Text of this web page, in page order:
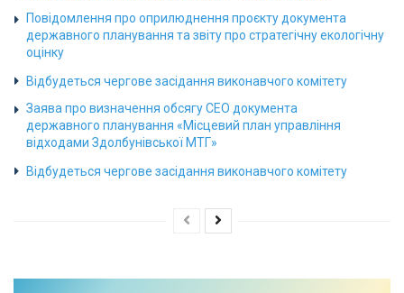
Повідомлення про оприлюднення проєкту документа
державного планування та звіту про стратегічну екологічну
оцінку
Відбудеться чергове засідання виконавчого комітету
Заява про визначення обсягу СЕО документа
державного планування «Місцевий план управління
відходами Здолбунівської МТГ»
Відбудеться чергове засідання виконавчого комітету